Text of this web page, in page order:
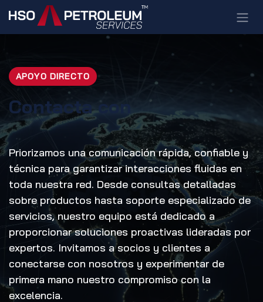
Ir al contenido
APOYO DIRECTO
Contacta con
Priorizamos una comunicación rápida, confiable y
técnica para garantizar interacciones fluidas en
toda nuestra red. Desde consultas detalladas
sobre productos hasta soporte especializado de
servicios, nuestro equipo está dedicado a
proporcionar soluciones proactivas lideradas por
expertos. Invitamos a socios y clientes a
conectarse con nosotros y experimentar de
primera mano nuestro compromiso con la
excelencia.